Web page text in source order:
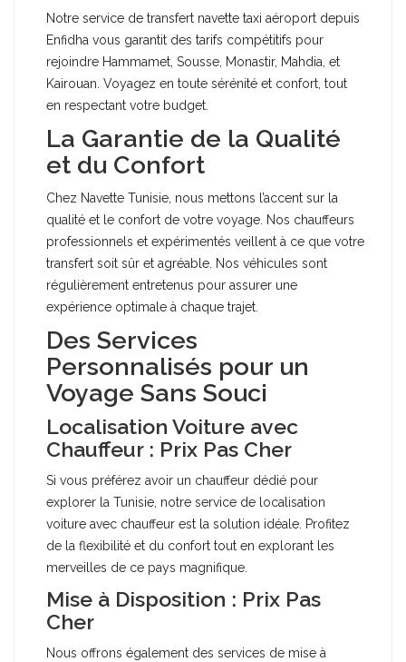
Notre service de transfert navette taxi aéroport depuis
Enfidha vous garantit des tarifs compétitifs pour
rejoindre Hammamet, Sousse, Monastir, Mahdia, et
Kairouan. Voyagez en toute sérénité et confort, tout
en respectant votre budget.
La Garantie de la Qualité
et du Confort
Chez Navette Tunisie, nous mettons l’accent sur la
qualité et le confort de votre voyage. Nos chauffeurs
professionnels et expérimentés veillent à ce que votre
transfert soit sûr et agréable. Nos véhicules sont
régulièrement entretenus pour assurer une
expérience optimale à chaque trajet.
Des Services
Personnalisés pour un
Voyage Sans Souci
Localisation Voiture avec
Chauffeur : Prix Pas Cher
Si vous préférez avoir un chauffeur dédié pour
explorer la Tunisie, notre service de localisation
voiture avec chauffeur est la solution idéale. Profitez
de la flexibilité et du confort tout en explorant les
merveilles de ce pays magnifique.
Mise à Disposition : Prix Pas
Cher
Nous offrons également des services de mise à